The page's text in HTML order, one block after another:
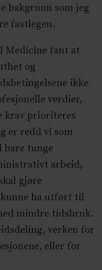
bakgrunn som jeg
fastlegen.
Medicine fant at
og
ikke
verdier,
krav prioriteres
er redd vi som
bare tunge
arbeid,
gjøre
ha utført til
mindre tidsbruk.
verken for
eller for